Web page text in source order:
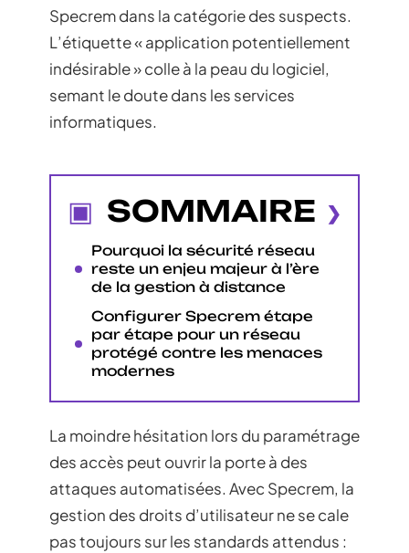
Specrem dans la catégorie des suspects.
L’étiquette « application potentiellement
indésirable » colle à la peau du logiciel,
semant le doute dans les services
informatiques.
SOMMAIRE
Pourquoi la sécurité réseau
reste un enjeu majeur à l’ère
de la gestion à distance
Configurer Specrem étape
par étape pour un réseau
protégé contre les menaces
modernes
La moindre hésitation lors du paramétrage
des accès peut ouvrir la porte à des
attaques automatisées. Avec Specrem, la
gestion des droits d’utilisateur ne se cale
pas toujours sur les standards attendus :